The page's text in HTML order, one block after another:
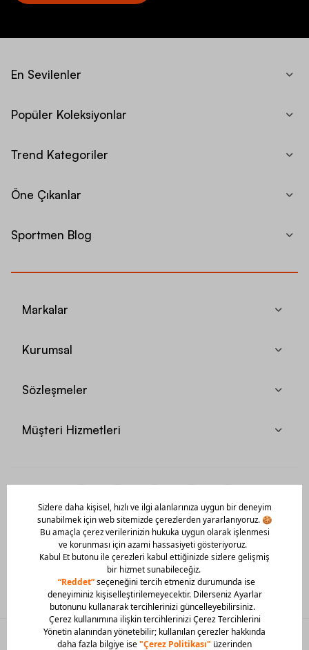
En Sevilenler
Popüler Koleksiyonlar
Trend Kategoriler
Öne Çıkanlar
Sportmen Blog
Markalar
Kurumsal
Sözleşmeler
Müşteri Hizmetleri
Mobil Uygulamamızı Hemen İndir!